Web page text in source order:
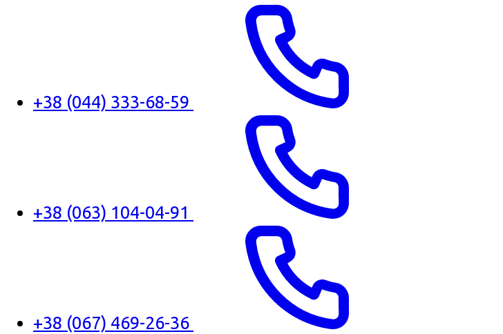
+38 (044) 333-68-59
+38 (063) 104-04-91
+38 (067) 469-26-36